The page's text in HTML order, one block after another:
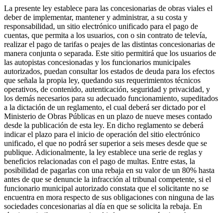
La presente ley establece para las concesionarias de obras viales el
deber de implementar, mantener y administrar, a su costa y
responsabilidad, un sitio electrónico unificado para el pago de
cuentas, que permita a los usuarios, con o sin contrato de televía,
realizar el pago de tarifas o peajes de las distintas concesionarias de
manera conjunta o separada. Este sitio permitirá que los usuarios de
las autopistas concesionadas y los funcionarios municipales
autorizados, puedan consultar los estados de deuda para los efectos
que señala la propia ley, quedando sus requerimientos técnicos
operativos, de contenido, autenticación, seguridad y privacidad, y
los demás necesarios para su adecuado funcionamiento, supeditados
a la dictación de un reglamento, el cual deberá ser dictado por el
Ministerio de Obras Públicas en un plazo de nueve meses contado
desde la publicación de esta ley. En dicho reglamento se deberá
indicar el plazo para el inicio de operación del sitio electrónico
unificado, el que no podrá ser superior a seis meses desde que se
publique. Adicionalmente, la ley establece una serie de reglas y
beneficios relacionadas con el pago de multas. Entre estas, la
posibilidad de pagarlas con una rebaja en su valor de un 80% hasta
antes de que se denuncie la infracción al tribunal competente, si el
funcionario municipal autorizado constata que el solicitante no se
encuentra en mora respecto de sus obligaciones con ninguna de las
sociedades concesionarias al día en que se solicita la rebaja. En